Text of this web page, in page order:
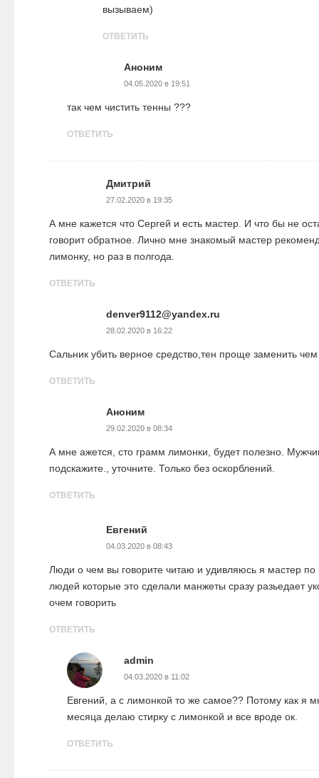
вызываем)
ОТВЕТИТЬ
Аноним
04.05.2020 в 19:51
так чем чистить тенны ???
ОТВЕТИТЬ
Дмитрий
27.02.2020 в 19:35
А мне кажется что Сергей и есть мастер. И что бы не
говорит обратное. Лично мне знакомый мастер
лимонку, но раз в полгода.
ОТВЕТИТЬ
denver9112@yandex.ru
28.02.2020 в 16:22
Сальник убить верное средство,тен проще заменить чем
ОТВЕТИТЬ
Аноним
29.02.2020 в 08:34
А мне ажется, сто грамм лимонки, будет полезно.
подскажите., уточните. Только без оскорблений.
ОТВЕТИТЬ
Евгений
04.03.2020 в 08:43
Люди о чем вы говорите читаю и удивляюсь я мастер по
людей которые это сделали манжеты сразу разьедает
очем говорить
ОТВЕТИТЬ
admin
04.03.2020 в 11:02
Евгений, а с лимонкой то же самое?? Потому как я
месяца делаю стирку с лимонкой и все вроде ок.
ОТВЕТИТЬ